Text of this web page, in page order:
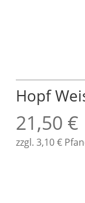
Hopf
21,50 €
zzgl.3,10€